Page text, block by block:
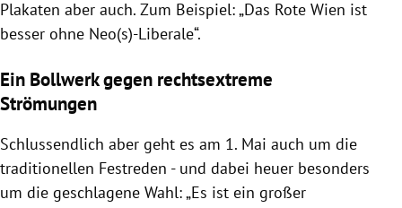
Plakaten aber auch. Zum Beispiel: „Das Rote Wien ist
besser ohne Neo(s)-Liberale“.
Ein Bollwerk gegen rechtsextreme
Strömungen
Schlussendlich aber geht es am 1. Mai auch um die
traditionellen Festreden - und dabei heuer besonders
um die geschlagene Wahl: „Es ist ein großer